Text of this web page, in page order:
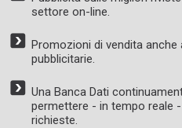
settore on-line.
Promozioni di vendita
pubblicitarie.
Una Banca Dati
permettere - in tempo reale
richieste.